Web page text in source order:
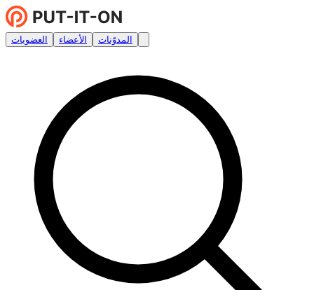
العضويات الأعضاء المدوّنات